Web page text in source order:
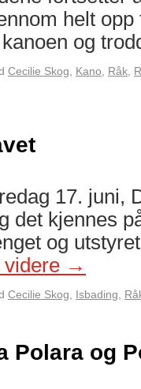
helt
kanoen og
Cecilie Skog Kano Råk
17. juni,
det kjennes
og
videre →
Cecilie Skog Isbading
Polara og